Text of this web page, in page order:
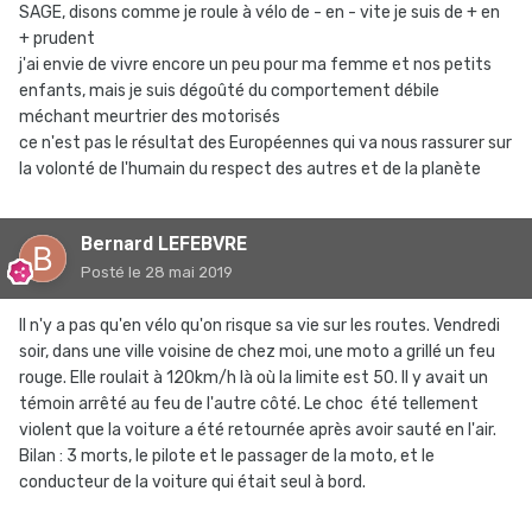
SAGE, disons comme je roule à vélo de - en - vite je suis de + en
+ prudent
j'ai envie de vivre encore un peu pour ma femme et nos petits
enfants, mais je suis dégoûté du comportement débile
méchant meurtrier des motorisés
ce n'est pas le résultat des Européennes qui va nous rassurer sur
la volonté de l'humain du respect des autres et de la planète
Bernard LEFEBVRE
Posté le 28 mai 2019
Il n'y a pas qu'en vélo qu'on risque sa vie sur les routes. Vendredi
soir, dans une ville voisine de chez moi, une moto a grillé un feu
rouge. Elle roulait à 120km/h là où la limite est 50. Il y avait un
témoin arrêté au feu de l'autre côté. Le choc été tellement
violent que la voiture a été retournée après avoir sauté en l'air.
Bilan : 3 morts, le pilote et le passager de la moto, et le
conducteur de la voiture qui était seul à bord.